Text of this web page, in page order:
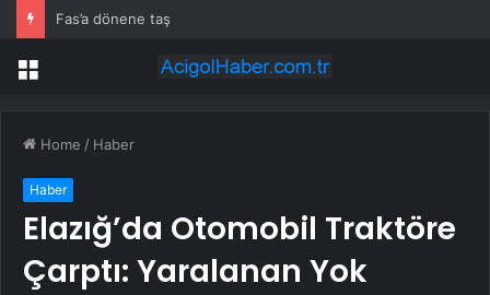
Fas’a dönene taş
Menu
Home / Haber
Haber
Elazığ’da Otomobil Traktöre
Çarptı: Yaralanan Yok